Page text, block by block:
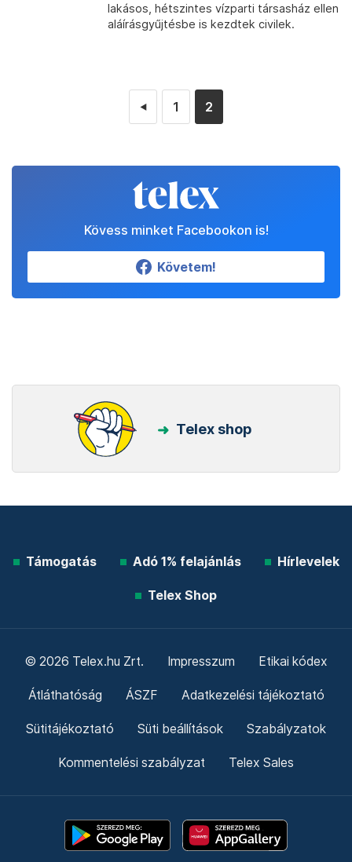
lakásos, hétszintes vízparti társasház ellen
aláírásgyűjtésbe is kezdtek civilek.
◄ 1 2
Kövess minket Facebookon is!
Követem!
Telex shop
Támogatás Adó 1% felajánlás Hírlevelek
Telex Shop
© 2026 Telex.hu Zrt. Impresszum Etikai kódex
Átláthatóság ÁSZF Adatkezelési tájékoztató
Sütitájékoztató Süti beállítások Szabályzatok
Kommentelési szabályzat Telex Sales